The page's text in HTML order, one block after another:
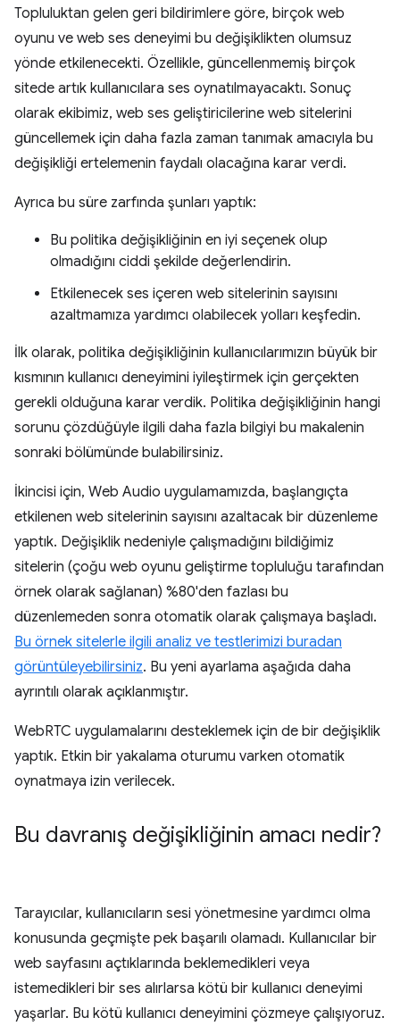
Topluluktan gelen geri bildirimlere göre, birçok web
oyunu ve web ses deneyimi bu değişiklikten olumsuz
yönde etkilenecekti. Özellikle, güncellenmemiş birçok
sitede artık kullanıcılara ses oynatılmayacaktı. Sonuç
olarak ekibimiz, web ses geliştiricilerine web sitelerini
güncellemek için daha fazla zaman tanımak amacıyla bu
değişikliği ertelemenin faydalı olacağına karar verdi.
Ayrıca bu süre zarfında şunları yaptık:
Bu politika değişikliğinin en iyi seçenek olup
olmadığını ciddi şekilde değerlendirin.
Etkilenecek ses içeren web sitelerinin sayısını
azaltmamıza yardımcı olabilecek yolları keşfedin.
İlk olarak, politika değişikliğinin kullanıcılarımızın büyük bir
kısmının kullanıcı deneyimini iyileştirmek için gerçekten
gerekli olduğuna karar verdik. Politika değişikliğinin hangi
sorunu çözdüğüyle ilgili daha fazla bilgiyi bu makalenin
sonraki bölümünde bulabilirsiniz.
İkincisi için, Web Audio uygulamamızda, başlangıçta
etkilenen web sitelerinin sayısını azaltacak bir düzenleme
yaptık. Değişiklik nedeniyle çalışmadığını bildiğimiz
sitelerin (çoğu web oyunu geliştirme topluluğu tarafından
örnek olarak sağlanan) %80'den fazlası bu
düzenlemeden sonra otomatik olarak çalışmaya başladı.
Bu örnek sitelerle ilgili analiz ve testlerimizi buradan
görüntüleyebilirsiniz. Bu yeni ayarlama aşağıda daha
ayrıntılı olarak açıklanmıştır.
WebRTC uygulamalarını desteklemek için de bir değişiklik
yaptık. Etkin bir yakalama oturumu varken otomatik
oynatmaya izin verilecek.
Bu davranış değişikliğinin amacı nedir?
Tarayıcılar, kullanıcıların sesi yönetmesine yardımcı olma
konusunda geçmişte pek başarılı olamadı. Kullanıcılar bir
web sayfasını açtıklarında beklemedikleri veya
istemedikleri bir ses alırlarsa kötü bir kullanıcı deneyimi
yaşarlar. Bu kötü kullanıcı deneyimini çözmeye çalışıyoruz.